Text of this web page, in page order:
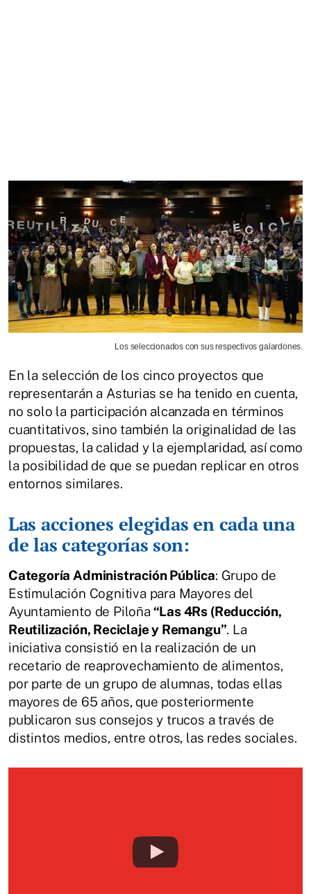
Los seleccionados con sus respectivos galardones.
En la selección de los cinco proyectos que
representarán a Asturias se ha tenido en cuenta,
no solo la participación alcanzada en términos
cuantitativos, sino también la originalidad de las
propuestas, la calidad y la ejemplaridad, así como
la posibilidad de que se puedan replicar en otros
entornos similares.
Las acciones elegidas en cada una
de las categorías son:
Categoría Administración Pública: Grupo de
Estimulación Cognitiva para Mayores del
Ayuntamiento de Piloña “Las 4Rs (Reducción,
Reutilización, Reciclaje y Remangu”. La
iniciativa consistió en la realización de un
recetario de reaprovechamiento de alimentos,
por parte de un grupo de alumnas, todas ellas
mayores de 65 años, que posteriormente
publicaron sus consejos y trucos a través de
distintos medios, entre otros, las redes sociales.